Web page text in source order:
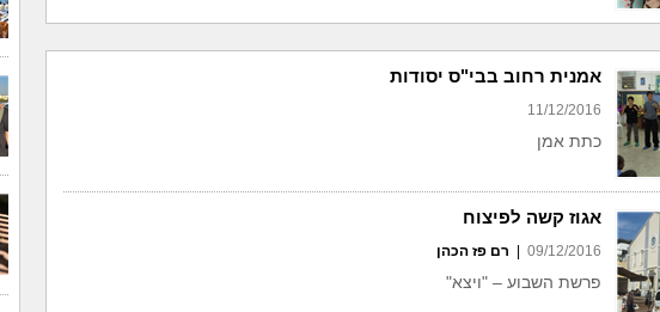
אמנית רחוב בבי"ס יסודות
11/12/2016
כתת אמן
אגוז קשה לפיצוח
09/12/2016 רם פז הכהן
פרשת השבוע – "ויצא"